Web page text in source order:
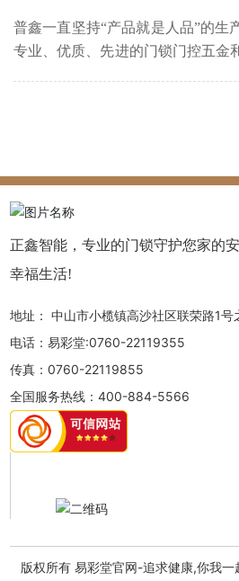
普鑫一直坚持“产品就是人品”的生
专业、优质、先进的门锁门控五金
正鑫智能，专业的门锁守护您家的
幸福生活!
地址：中山市小榄镇高沙社区联荣路1
电话：易彩堂:0760-22119355
传真：0760-22119855
全国服务热线：400-884-5566
版权所有 易彩堂官网-追求健康,你我